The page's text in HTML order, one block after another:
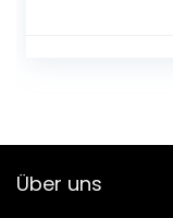
Über uns